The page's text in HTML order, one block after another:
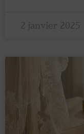
2 janvier 2025